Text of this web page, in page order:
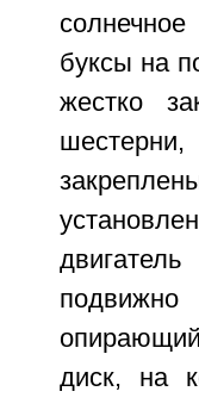
буксы на
жестко
диск, на